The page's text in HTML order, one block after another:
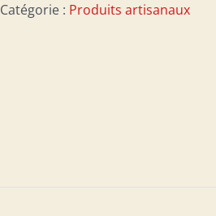
Catégorie : Produits artisanaux